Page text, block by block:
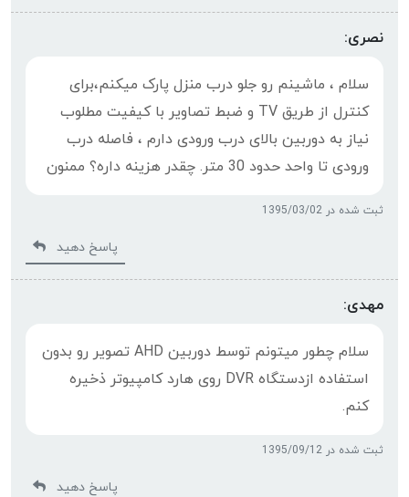
نصری:
سلام ، ماشینم رو جلو درب منزل پارک میکنم،برای
کنترل از طریق TV و ضبط تصاویر با کیفیت مطلوب
نیاز به دوربین بالای درب ورودی دارم ، فاصله درب
ورودی تا واحد حدود 30 متر. چقدر هزینه داره؟ ممنون
ثبت شده در 1395/03/02
پاسخ دهید
مهدی:
سلام چطور میتونم توسط دوربین AHD تصویر رو بدون
استفاده ازدستگاه DVR روی هارد کامپیوتر ذخیره
کنم.
ثبت شده در 1395/09/12
پاسخ دهید